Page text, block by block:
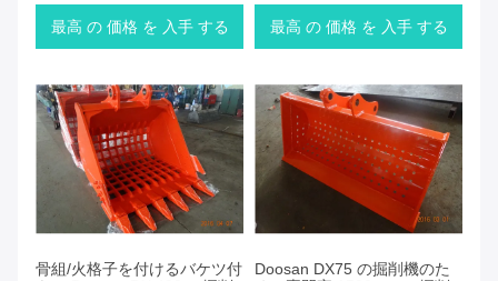
最高 の 価格 を 入手 する 最高 の 価格 を 入手 する
骨組/火格子を付けるバケツ付
Doosan DX75 の掘削機のた